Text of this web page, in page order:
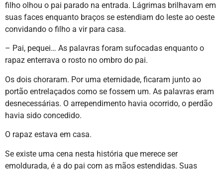
filho olhou o pai parado na entrada. Lágrimas brilhavam em
suas faces enquanto braços se estendiam do leste ao oeste
convidando o filho a vir para casa.
– Pai, pequei… As palavras foram sufocadas enquanto o
rapaz enterrava o rosto no ombro do pai.
Os dois choraram. Por uma eternidade, ficaram junto ao
portão entrelaçados como se fossem um. As palavras eram
desnecessárias. O arrependimento havia ocorrido, o perdão
havia sido concedido.
O rapaz estava em casa.
Se existe uma cena nesta história que merece ser
emoldurada, é a do pai com as mãos estendidas. Suas